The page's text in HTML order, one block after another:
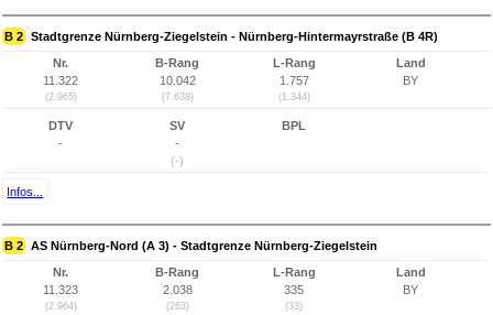
B 2 Stadtgrenze Nürnberg-Ziegelstein - Nürnberg-Hintermayrstraße (B 4R)
Nr.
11.322
(2.965)
B-Rang
10.042
(7.638)
L-Rang
1.757
(1.344)
Land
BY
DTV
-
SV
-
(-)
BPL
Infos...
B 2 AS Nürnberg-Nord (A 3) - Stadtgrenze Nürnberg-Ziegelstein
Nr.
11.323
(2.964)
B-Rang
2.038
(263)
L-Rang
335
(33)
Land
BY